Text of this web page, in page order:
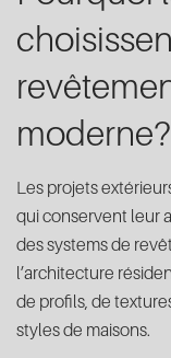
moderne?
Les projets
qui conservent leur
des systems de
l’architecture
de profils, de
styles de maisons.